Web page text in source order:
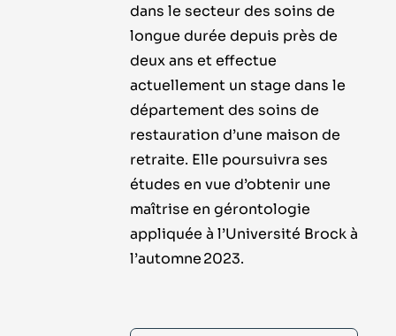
dans le secteur des soins de
longue durée depuis près de
deux ans et effectue
actuellement un stage dans le
département des soins de
restauration d’une maison de
retraite. Elle poursuivra ses
études en vue d’obtenir une
maîtrise en gérontologie
appliquée à l’Université Brock à
l’automne 2023.